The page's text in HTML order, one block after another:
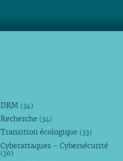
DRM (34)
Recherche (34)
Transition écologique (33)
Cyberattaques - Cybersécurité
(30)